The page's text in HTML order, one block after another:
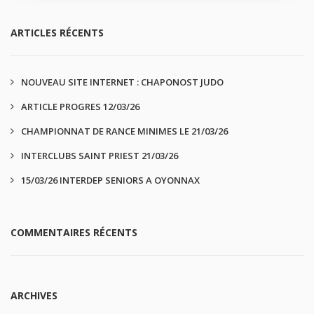
ARTICLES RÉCENTS
NOUVEAU SITE INTERNET : CHAPONOST JUDO
ARTICLE PROGRES 12/03/26
CHAMPIONNAT DE RANCE MINIMES LE 21/03/26
INTERCLUBS SAINT PRIEST 21/03/26
15/03/26 INTERDEP SENIORS A OYONNAX
COMMENTAIRES RÉCENTS
ARCHIVES